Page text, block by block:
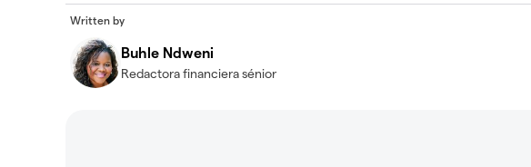
Written by
Buhle Ndweni
Redactora financiera sénior